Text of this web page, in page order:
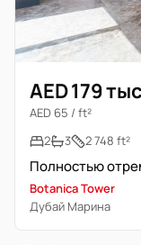
AED 179
AED 65 / ft²
2
3 2 748 ft²
Полностью
Botanica Tower
Дубай Марина